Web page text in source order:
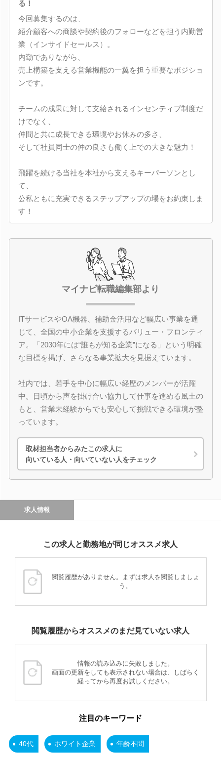
る！
今回募集するのは、
紹介顧客への商談や契約後のフォローなどを担う内勤営
業（インサイドセールス）。
内勤でありながら、
売上構築を支える営業機能の一翼を担う重要なポジショ
ンです。
チームの成果に対して支給されるインセンティブ制度だ
けでなく、
仲間と共に成長できる環境やお休みの多さ、
そして社員同士の仲の良さも働く上での大きな魅力！
飛躍を続ける当社を本社から支えるキーパーソンとし
て、
公私ともに充実できるステップアップの場をお約束しま
す！
マイナビ転職編集部より
ITサービスやOA機器、補助金活用など幅広い事業を通
じて、全国の中小企業を支援するバリュー・フロンティ
ア。「2030年には“誰もが知る企業”になる」という明確
な目標を掲げ、さらなる事業拡大を見据えています。
社内では、若手を中心に幅広い経歴のメンバーが活躍
中。日頃から声を掛け合い協力して仕事を進める風土の
もと、営業未経験からでも安心して挑戦できる環境が整
っています。
取材担当者からみたこの求人に
向いている人・向いていない人をチェック
求人情報
この求人と勤務地が同じオススメ求人
閲覧履歴がありません。まずは求人を閲覧しましょ
う。
閲覧履歴からオススメのまだ見ていない求人
情報の読み込みに失敗しました。
画面の更新をしても表示されない場合は、しばらく
経ってから再度お試しください。
注目のキーワード
40代 ホワイト企業 年齢不問